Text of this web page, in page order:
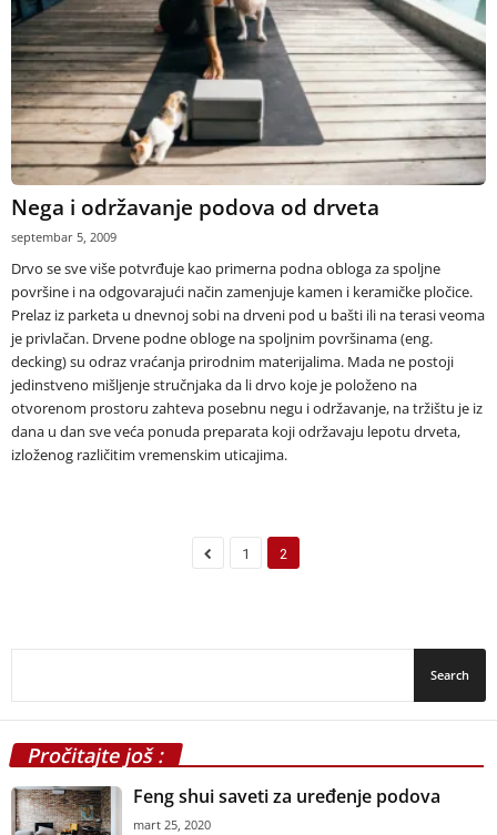
Nega i održavanje podova od drveta
septembar 5, 2009
Drvo se sve više potvrđuje kao primerna podna obloga za spoljne
površine i na odgovarajući način zamenjuje kamen i keramičke pločice.
Prelaz iz parketa u dnevnoj sobi na drveni pod u bašti ili na terasi veoma
je privlačan. Drvene podne obloge na spoljnim površinama (eng.
decking) su odraz vraćanja prirodnim materijalima. Mada ne postoji
jedinstveno mišljenje stručnjaka da li drvo koje je položeno na
otvorenom prostoru zahteva posebnu negu i održavanje, na tržištu je iz
dana u dan sve veća ponuda preparata koji održavaju lepotu drveta,
izloženog različitim vremenskim uticajima.
1 2
Pročitajte još :
Feng shui saveti za uređenje podova
mart 25, 2020